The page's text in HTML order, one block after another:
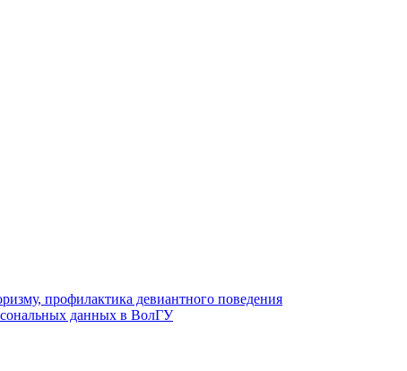
профилактика девиантного поведения
данных в ВолГУ